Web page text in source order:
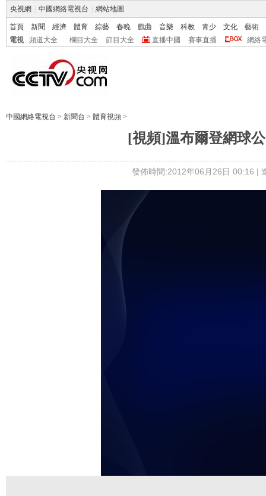
央視網 中國網絡電視台 網站地圖
首頁 新聞 經濟 體育 綜藝 春晚 戲曲 音樂 科教 青少 文化
藝術
電視
頻道大全 欄目大全 節目大全 直播中國 賽事直播 網絡
中國網絡電視台 > 新聞台 > 體育視頻 >
[視頻]溫布爾登網球
發佈時間:2012年06月26日 00:16 |